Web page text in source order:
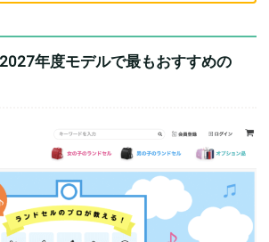
2027年度モデルで最もおすすめの